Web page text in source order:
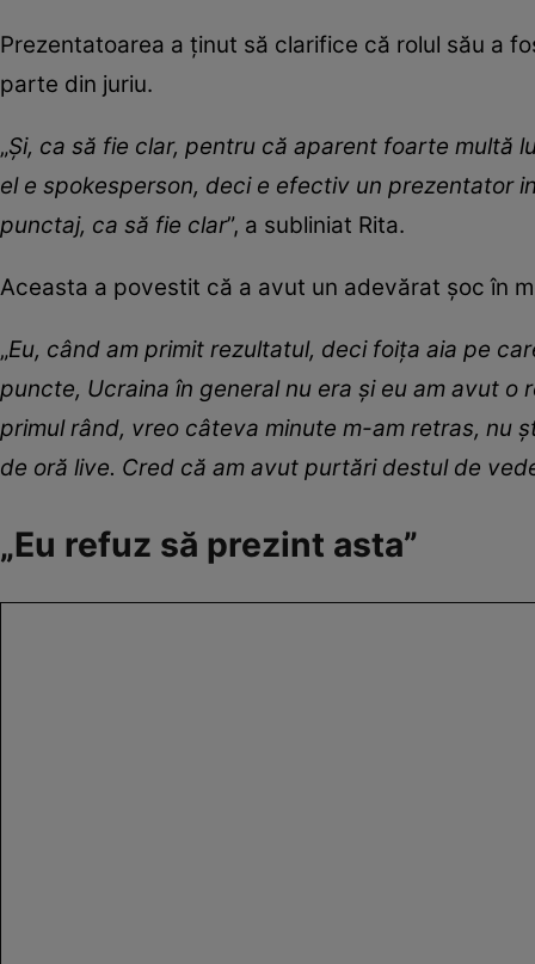
Prezentatoarea a ținut să clarifice că rolul său a
parte din juriu.
„Și, ca să fie clar, pentru că aparent foarte multă
el e spokesperson, deci e efectiv un prezentator
punctaj, ca să fie clar”, a subliniat Rita.
Aceasta a povestit că a avut un adevărat șoc în
„Eu, când am primit rezultatul, deci foița aia pe
puncte, Ucraina în general nu era și eu am avut o
primul rând, vreo câteva minute m-am retras, nu
de oră live. Cred că am avut purtări destul de
„Eu refuz să prezint asta”